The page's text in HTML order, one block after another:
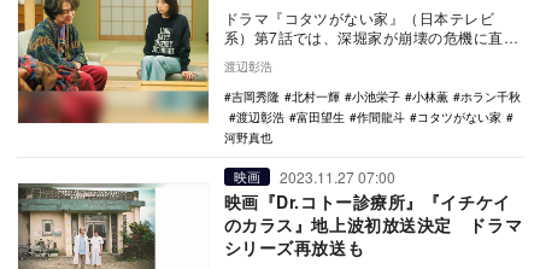
ドラマ『コタツがない家』（日本テレビ
系）第7話では、深堀家が崩壊の危機に直面
する。鬼怒川の女に捨てられて、深堀家に
舞い戻ってきた…
渡辺彰浩
吉岡秀隆
北村一輝 小池栄子 小林薫
ホラン千秋
渡辺彰浩
富田望生 作間龍斗
コタツがない家
河野真也
映画 2023.11.27 07:00
映画『Dr.コトー診療所』『イチケイ
のカラス』地上波初放送決定 ドラマ
シリーズ再放送も